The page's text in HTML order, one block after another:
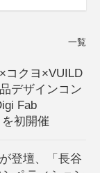
一覧
コクヨ×VUILD
デザインコン
Fab
初開催
登壇、「長谷